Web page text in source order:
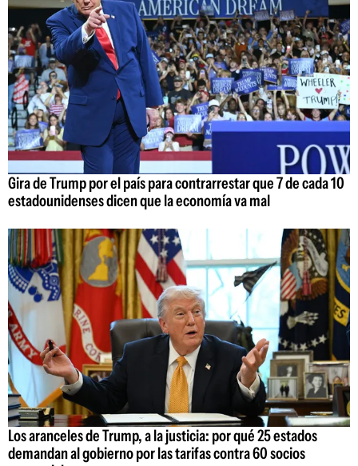
Gira de Trump por el país para contrarrestar que 7 de cada 10
estadounidenses dicen que la economía va mal
Los aranceles de Trump, a la justicia: por qué 25 estados
demandan al gobierno por las tarifas contra 60 socios